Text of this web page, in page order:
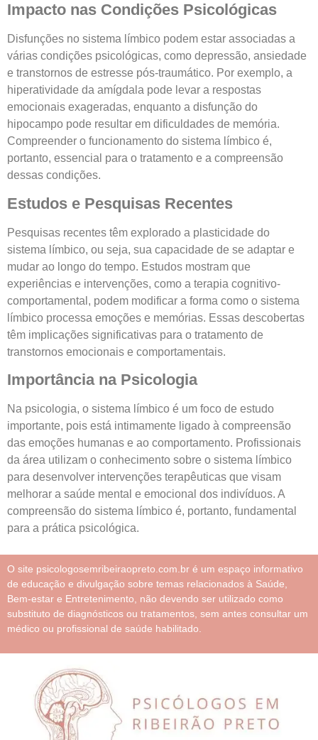
Impacto nas Condições Psicológicas
Disfunções no sistema límbico podem estar associadas a
várias condições psicológicas, como depressão, ansiedade
e transtornos de estresse pós-traumático. Por exemplo, a
hiperatividade da amígdala pode levar a respostas
emocionais exageradas, enquanto a disfunção do
hipocampo pode resultar em dificuldades de memória.
Compreender o funcionamento do sistema límbico é,
portanto, essencial para o tratamento e a compreensão
dessas condições.
Estudos e Pesquisas Recentes
Pesquisas recentes têm explorado a plasticidade do
sistema límbico, ou seja, sua capacidade de se adaptar e
mudar ao longo do tempo. Estudos mostram que
experiências e intervenções, como a terapia cognitivo-
comportamental, podem modificar a forma como o sistema
límbico processa emoções e memórias. Essas descobertas
têm implicações significativas para o tratamento de
transtornos emocionais e comportamentais.
Importância na Psicologia
Na psicologia, o sistema límbico é um foco de estudo
importante, pois está intimamente ligado à compreensão
das emoções humanas e ao comportamento. Profissionais
da área utilizam o conhecimento sobre o sistema límbico
para desenvolver intervenções terapêuticas que visam
melhorar a saúde mental e emocional dos indivíduos. A
compreensão do sistema límbico é, portanto, fundamental
para a prática psicológica.
O site psicologosemribeiraopreto.com.br é um espaço informativo
de educação e divulgação sobre temas relacionados à Saúde,
Bem-estar e Entretenimento, não devendo ser utilizado como
substituto de diagnósticos ou tratamentos, sem antes consultar um
médico ou profissional de saúde habilitado.